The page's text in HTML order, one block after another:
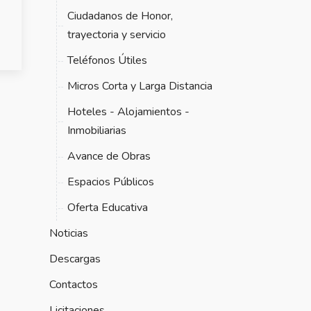
Ciudadanos de Honor,
trayectoria y servicio
Teléfonos Útiles
Micros Corta y Larga Distancia
Hoteles - Alojamientos -
Inmobiliarias
Avance de Obras
Espacios Públicos
Oferta Educativa
Noticias
Descargas
Contactos